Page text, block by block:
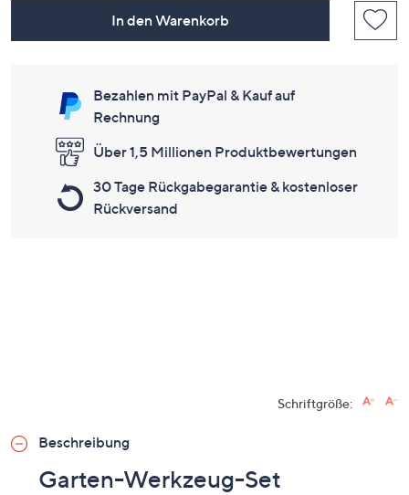
In den Warenkorb
Bezahlen mit PayPal & Kauf auf
Rechnung
Über 1,5 Millionen Produktbewertungen
30 Tage Rückgabegarantie & kostenloser
Rückversand
Schriftgröße:
Beschreibung
Garten-Werkzeug-Set